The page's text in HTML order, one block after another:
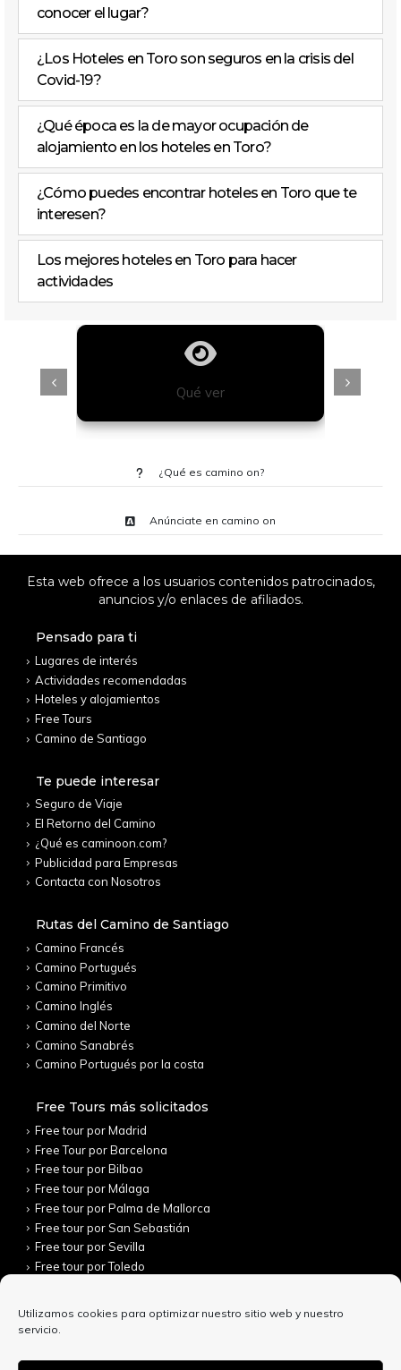
Utilizamos cookies para optimizar nuestro sitio web y nuestro
servicio.
conocer el lugar?
¿Los Hoteles en Toro son seguros en la crisis del
Covid-19?
¿Qué época es la de mayor ocupación de
alojamiento en los hoteles en Toro?
¿Cómo puedes encontrar hoteles en Toro que te
interesen?
Los mejores hoteles en Toro para hacer
actividades
Qué ver
¿Qué es camino on?
Anúnciate en camino on
Esta web ofrece a los usuarios contenidos patrocinados,
anuncios y/o enlaces de afiliados.
Pensado para ti
Lugares de interés
Actividades recomendadas
Hoteles y alojamientos
Free Tours
Camino de Santiago
Te puede interesar
Seguro de Viaje
El Retorno del Camino
¿Qué es caminoon.com?
Publicidad para Empresas
Contacta con Nosotros
Rutas del Camino de Santiago
Camino Francés
Camino Portugués
Camino Primitivo
Camino Inglés
Camino del Norte
Camino Sanabrés
Camino Portugués por la costa
Free Tours más solicitados
Free tour por Madrid
Free Tour por Barcelona
Free tour por Bilbao
Free tour por Málaga
Free tour por Palma de Mallorca
Free tour por San Sebastián
Free tour por Sevilla
Free tour por Toledo